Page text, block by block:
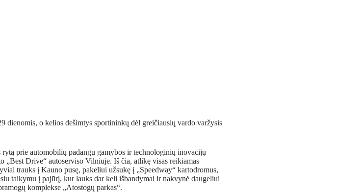
dienomis, o kelios dešimtys sportininkų dėl greičiausių vardo varžysis
rytą prie automobilių padangų gamybos ir technologinių inovacijų
„Best Drive“ autoserviso Vilniuje. Iš čia, atlikę visas reikiamas
trauks į Kauno pusę, pakeliui užsukę į „Speedway“ kartodromus,
taikymu į pajūrį, kur lauks dar keli išbandymai ir nakvynė daugeliui
komplekse „Atostogų parkas“.